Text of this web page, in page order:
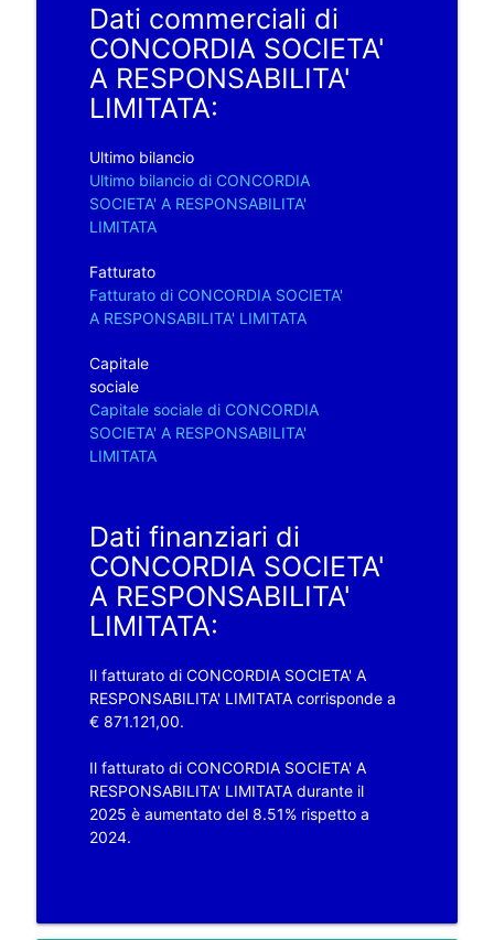
Dati commerciali di
CONCORDIA SOCIETA'
A RESPONSABILITA'
LIMITATA:
Ultimo bilancio
Ultimo bilancio di CONCORDIA
SOCIETA' A RESPONSABILITA'
LIMITATA
Fatturato
Fatturato di CONCORDIA SOCIETA'
A RESPONSABILITA' LIMITATA
Capitale
sociale
Capitale sociale di CONCORDIA
SOCIETA' A RESPONSABILITA'
LIMITATA
Dati finanziari di
CONCORDIA SOCIETA'
A RESPONSABILITA'
LIMITATA:
Il fatturato di CONCORDIA SOCIETA' A
RESPONSABILITA' LIMITATA corrisponde a
€ 871.121,00.
Il fatturato di CONCORDIA SOCIETA' A
RESPONSABILITA' LIMITATA durante il
2025 è aumentato del 8.51% rispetto a
2024.